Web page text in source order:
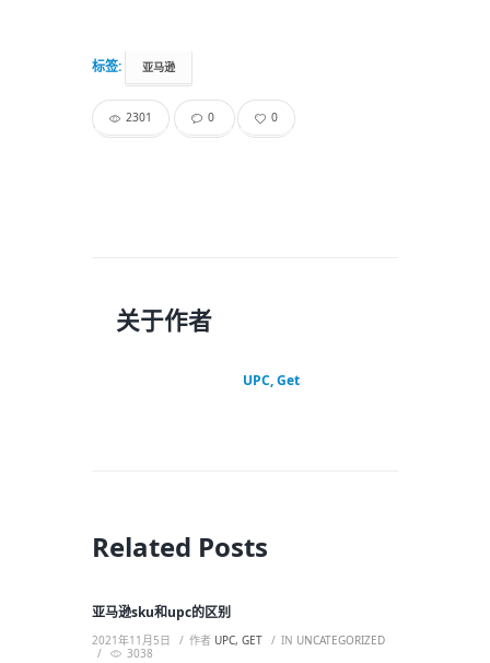
标签: 亚马逊
2301 0 0
关于作者
UPC, Get
Related Posts
亚马逊sku和upc的区别
2021年11月5日 作者 UPC, GET IN UNCATEGORIZED
3038